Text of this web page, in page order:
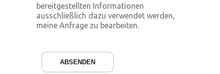
bereitgestellten Informationen
ausschließlich dazu verwendet werden,
meine Anfrage zu bearbeiten.
ABSENDEN